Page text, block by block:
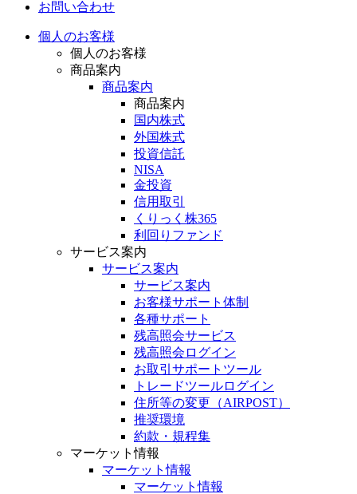
お問い合わせ
個人のお客様
個人のお客様
商品案内
商品案内
商品案内
国内株式
外国株式
投資信託
NISA
金投資
信用取引
くりっく株365
利回りファンド
サービス案内
サービス案内
サービス案内
お客様サポート体制
各種サポート
残高照会サービス
残高照会ログイン
お取引サポートツール
トレードツールログイン
住所等の変更（AIRPOST）
推奨環境
約款・規程集
マーケット情報
マーケット情報
マーケット情報